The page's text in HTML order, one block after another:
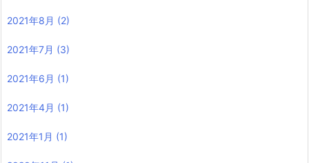
2021年8月 (2)
2021年7月 (3)
2021年6月 (1)
2021年4月 (1)
2021年1月 (1)